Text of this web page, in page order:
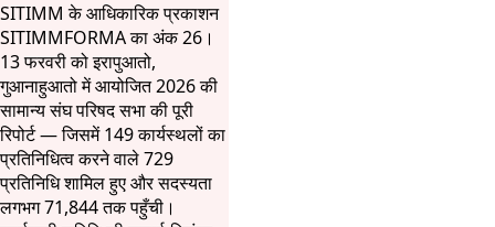
SITIMM के आधिकारिक प्रकाशन
SITIMMFORMA का अंक 26।
13 फरवरी को इरापुआतो,
गुआनाहुआतो में आयोजित 2026 की
सामान्य संघ परिषद सभा की पूरी
रिपोर्ट — जिसमें 149 कार्यस्थलों का
प्रतिनिधित्व करने वाले 729
प्रतिनिधि शामिल हुए और सदस्यता
लगभग 71,844 तक पहुँची।